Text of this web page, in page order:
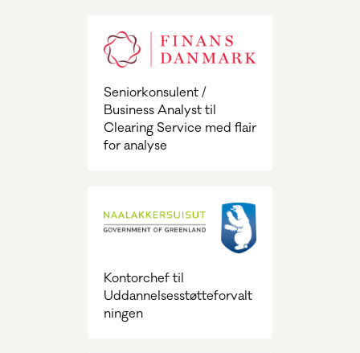
Seniorkonsulent /
Business Analyst til
Clearing Service med flair
for analyse
Kontorchef til
Uddannelsesstøtteforvalt
ningen